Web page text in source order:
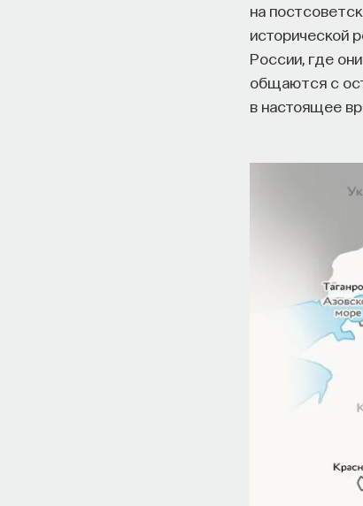
на
исторической
России, где
общаются с
в настоящее